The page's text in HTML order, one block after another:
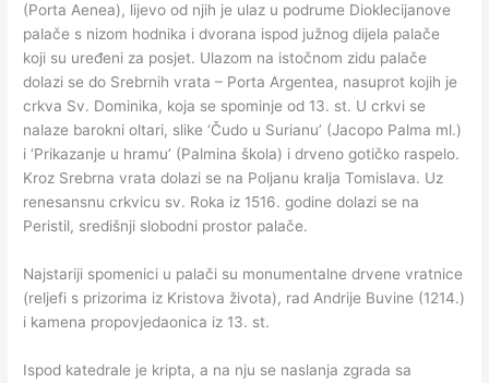
(Porta Aenea), lijevo od njih je ulaz u podrume Dioklecijanove
palače s nizom hodnika i dvorana ispod južnog dijela palače
koji su uređeni za posjet. Ulazom na istočnom zidu palače
dolazi se do Srebrnih vrata – Porta Argentea, nasuprot kojih je
crkva Sv. Dominika, koja se spominje od 13. st. U crkvi se
nalaze barokni oltari, slike ‘Čudo u Surianu’ (Jacopo Palma ml.)
i ‘Prikazanje u hramu’ (Palmina škola) i drveno gotičko raspelo.
Kroz Srebrna vrata dolazi se na Poljanu kralja Tomislava. Uz
renesansnu crkvicu sv. Roka iz 1516. godine dolazi se na
Peristil, središnji slobodni prostor palače.
Najstariji spomenici u palači su monumentalne drvene vratnice
(reljefi s prizorima iz Kristova života), rad Andrije Buvine (1214.)
i kamena propovjedaonica iz 13. st.
Ispod katedrale je kripta, a na nju se naslanja zgrada sa